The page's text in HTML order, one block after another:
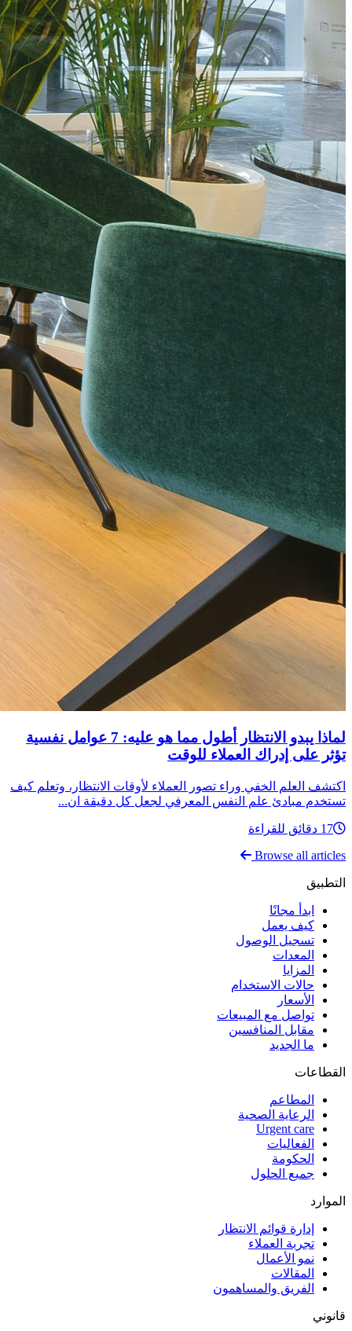
لماذا يبدو الانتظار أطول مما هو عليه: 7 عوامل نفسية
تؤثر على إدراك العملاء للوقت
اكتشف العلم الخفي وراء تصور العملاء لأوقات الانتظار، وتعلم كيف
تستخدم مبادئ علم النفس المعرفي لجعل كل دقيقة ان...
17 دقائق للقراءة
Browse all articles
التطبيق
ابدأ مجانًا
كيف يعمل
تسجيل الوصول
المعدات
المزايا
حالات الاستخدام
الأسعار
تواصل مع المبيعات
مقابل المنافسين
ما الجديد
القطاعات
المطاعم
الرعاية الصحية
Urgent care
الفعاليات
الحكومة
جميع الحلول
الموارد
إدارة قوائم الانتظار
تجربة العملاء
نمو الأعمال
المقالات
الفريق والمساهمون
قانوني